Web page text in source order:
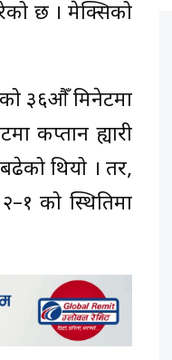
छ । मेक्सिको
३६औँ मिनेटमा
कप्तान ह्यारी
थियो । तर,
को स्थितिमा